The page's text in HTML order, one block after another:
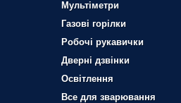
Мультіметри
Газові горілки
Робочі рукавички
Дверні дзвінки
Освітлення
Все для зварювання